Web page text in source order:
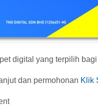
digital yang terpilih
dan permohonan Klik